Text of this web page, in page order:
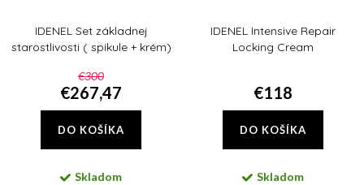
IDENEL Set základnej
starostlivosti ( spikule + krém)
€300
€267,47
DO KOŠÍKA
Skladom
IDENEL Intensive Repair
Locking Cream
€118
DO KOŠÍKA
Skladom